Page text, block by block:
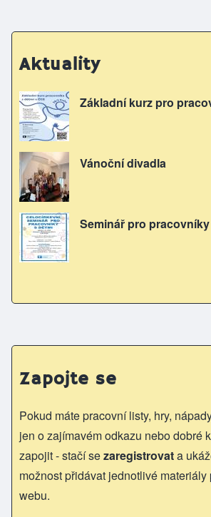
Aktuality
Základní kurz pro
Vánoční divadla
Seminář pro
Zapojte se
Pokud máte pracovní listy, hry,
jen o zajímavém odkazu nebo dobré
zapojit - stačí sezaregistrovata
možnost přidávat jednotlivé
webu.